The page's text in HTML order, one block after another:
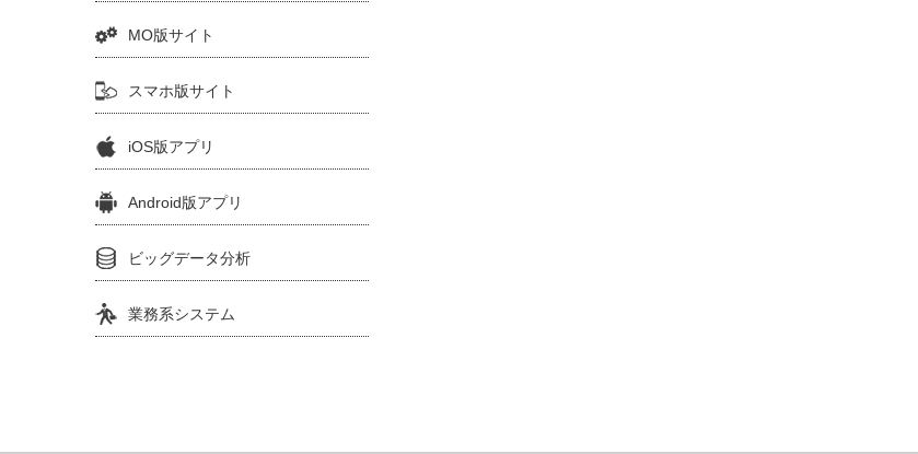
MO版サイト
スマホ版サイト
iOS版アプリ
Android版アプリ
ビッグデータ分析
業務系システム